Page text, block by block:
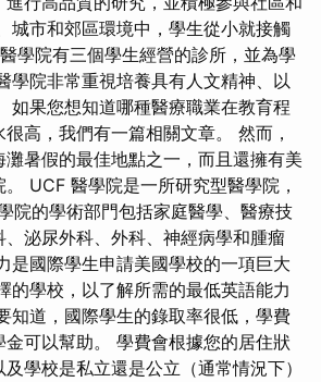
城市和郊區環境中，學生從小就接觸
醫學院有三個學生經營的診所，並為學
學院非常重視培養具有人文精神、以
如果您想知道哪種醫療職業在教育程
高，我們有一篇相關文章。 然而，
暑假的最佳地點之一，而且還擁有美
UCF 醫學院是一所研究型醫學院，
院的學術部門包括家庭醫學、醫療技
泌尿外科、外科、神經病學和腫瘤
是國際學生申請美國學校的一項巨大
的學校，以了解所需的最低英語能力
知道，國際學生的錄取率很低，學費
可以幫助。 學費會根據您的居住狀
學校是私立還是公立（通常情況下）